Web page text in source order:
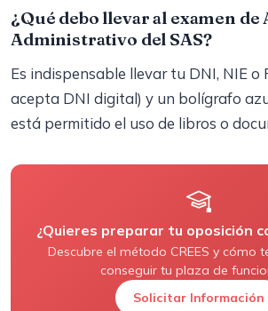
¿Qué debo llevar al examen
Administrativo del SAS?
Es indispensable llevar tu DNI, NIE o
acepta DNI digital) y un bolígrafo
está permitido el uso de libros o
¿Quieres preparar tu oposición
Descubre el método CREES y cómo
conseguir tu plaza de
Solicitar Información